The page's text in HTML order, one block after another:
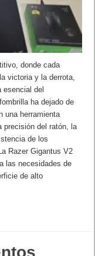
donde cada
victoria y la derrota,
esencial del
ha dejado de
una herramienta
precisión del ratón, la
de los
Razer Gigantus V2
las necesidades de
de alto